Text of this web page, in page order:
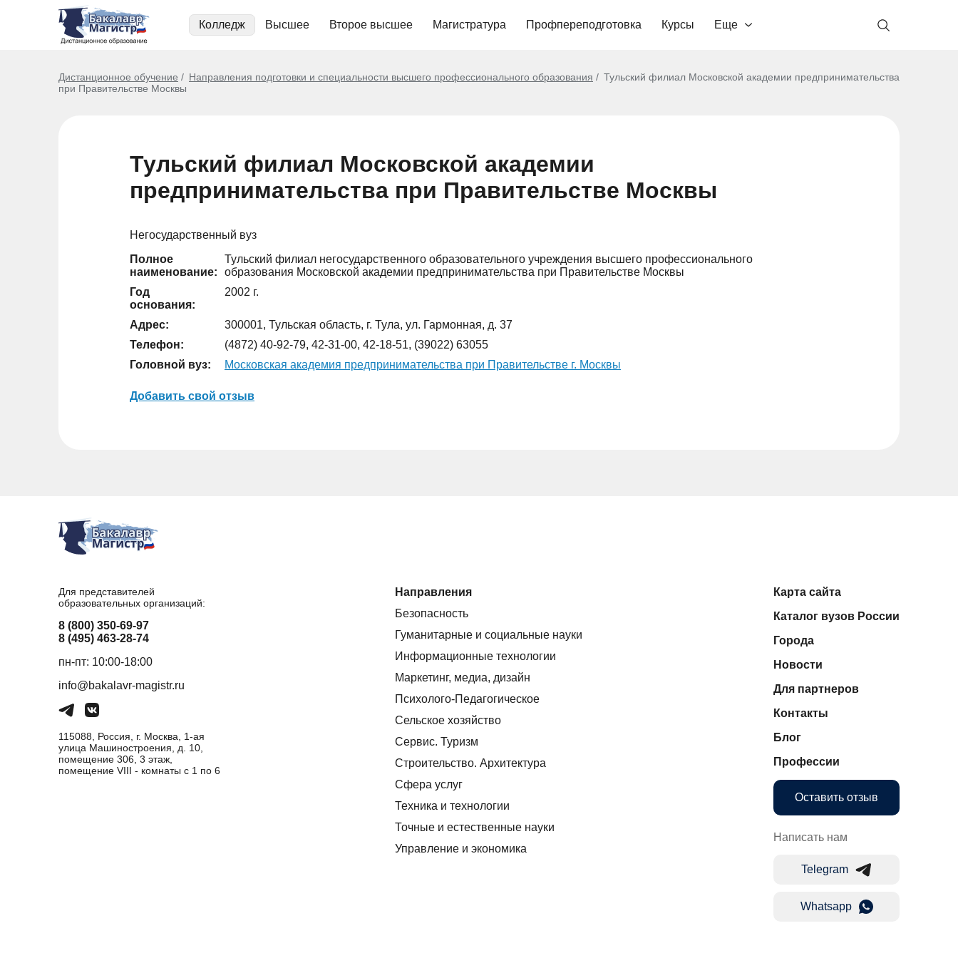
Колледж Высшее Второе высшее Магистратура Профпереподготовка Курсы Еще
Дистанционное обучение Направления подготовки и специальности высшего профессионального образования
Тульский филиал Московской академии предпринимательства
при Правительстве Москвы
Тульский филиал Московской академии
предпринимательства при Правительстве Москвы
Негосударственный вуз
Полное
наименование:
Тульский филиал негосударственного образовательного учреждения высшего профессионального
образования Московской академии предпринимательства при Правительстве Москвы
Год
основания:
2002 г.
Адрес:
300001, Тульская область, г. Тула, ул. Гармонная, д. 37
Телефон:
(4872) 40-92-79, 42-31-00, 42-18-51, (39022) 63055
Головной вуз:
Московская академия предпринимательства при Правительстве г. Москвы
Добавить свой отзыв
Для представителей
образовательных организаций:
8 (800) 350-69-97
8 (495) 463-28-74
пн-пт: 10:00-18:00
info@bakalavr-magistr.ru
115088, Россия, г. Москва, 1-ая
улица Машиностроения, д. 10,
помещение 306, 3 этаж,
помещение VIII - комнаты с 1 по 6
Направления
Безопасность
Гуманитарные и социальные науки
Информационные технологии
Маркетинг, медиа, дизайн
Психолого-Педагогическое
Сельское хозяйство
Сервис. Туризм
Строительство. Архитектура
Сфера услуг
Техника и технологии
Точные и естественные науки
Управление и экономика
Карта сайта
Каталог вузов России
Города
Новости
Для партнеров
Контакты
Блог
Профессии
Оставить отзыв
Написать нам
Telegram
Whatsapp